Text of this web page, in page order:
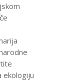
ekologiju